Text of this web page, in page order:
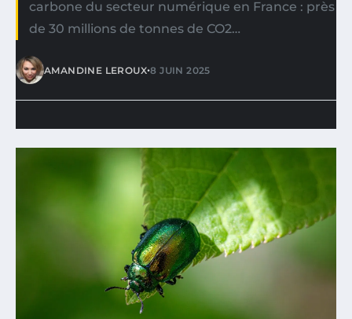
carbone du secteur numérique en France : près
de 30 millions de tonnes de CO2…
AMANDINE LEROUX•8 JUIN 2025